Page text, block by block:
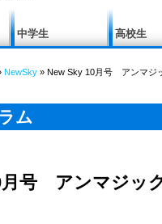
中学生 高校生
NewSky » New Sky 10月号 アンマジ
ム
月号 アンマジッ